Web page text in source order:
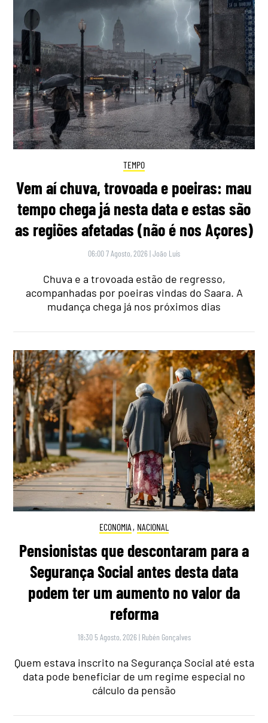
TEMPO
Vem aí chuva, trovoada e poeiras: mau
tempo chega já nesta data e estas são
as regiões afetadas (não é nos Açores)
06:00 7 Agosto, 2026 |João Luís
Chuva e a trovoada estão de regresso,
acompanhadas por poeiras vindas do Saara. A
mudança chega já nos próximos dias
ECONOMIA , NACIONAL
Pensionistas que descontaram para a
Segurança Social antes desta data
podem ter um aumento no valor da
reforma
18:30 5 Agosto, 2026 | Rubén Gonçalves
Quem estava inscrito na Segurança Social até esta
data pode beneficiar de um regime especial no
cálculo da pensão